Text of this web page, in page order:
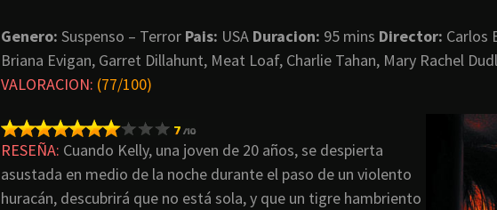
Genero: Suspenso – Terror Pais: USA Duracion: 95 mins Director: Carlos
Briana Evigan, Garret Dillahunt, Meat Loaf, Charlie Tahan, Mary Rachel
VALORACION: (77/100)
RESEÑA: Cuando Kelly, una joven de 20 años, se despierta
asustada en medio de la noche durante el paso de un violento
huracán, descubrirá que no está sola, y que un tigre hambriento